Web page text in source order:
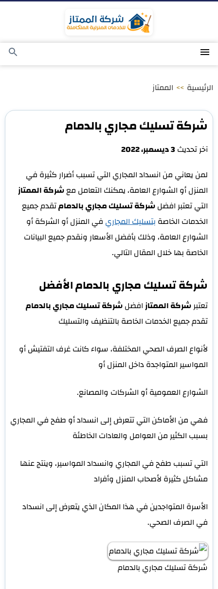
المحتوى
القائمة
بحث
الرئيسية >> الممتاز
شركة تسليك مجاري بالدمام
آخر تحديث 3 ديسمبر، 2022
لمن يعاني من انسداد المجاري التي تسبب أضرار كثيرة في
المنزل أو الشوارع العامة، يمكنك التعامل معشركة الممتاز
التي تعتبر افضلشركة تسليك مجاري بالدمامتقدم جميع
الخدمات الخاصة بتسليك المجاري في المنزل أو الشركة أو
الشوارع العامة، وذلك بأفضل الأسعار ونقدم جميع البيانات
الخاصة بها خلال المقال التالي.
شركة تسليك مجاري بالدمام الأفضل
تعتبرشركة الممتازافضلشركة تسليك مجاري بالدمام
تقدم جميع الخدمات الخاصة بالتنظيف والتسليك
لأنواع الصرف الصحي المختلفة، سواء كانت غرف التفتيش أو
المواسير المتواجدة داخل المنزل أو
الشوارع العمومية أو الشركات والمصانع.
فهي من الأماكن التي تتعرض إلى انسداد أو طفح في المجاري
بسبب الكثير من العوامل والعادات الخاطئة
التي تسبب طفح في المجاري وانسداد المواسير، وينتج عنها
مشاكل كثيرة لأصحاب المنزل وأفراد
الأسرة المتواجدين في هذا المكان الذي يتعرض إلى انسداد
في الصرف الصحي.
شركة تسليك مجاري بالدمام